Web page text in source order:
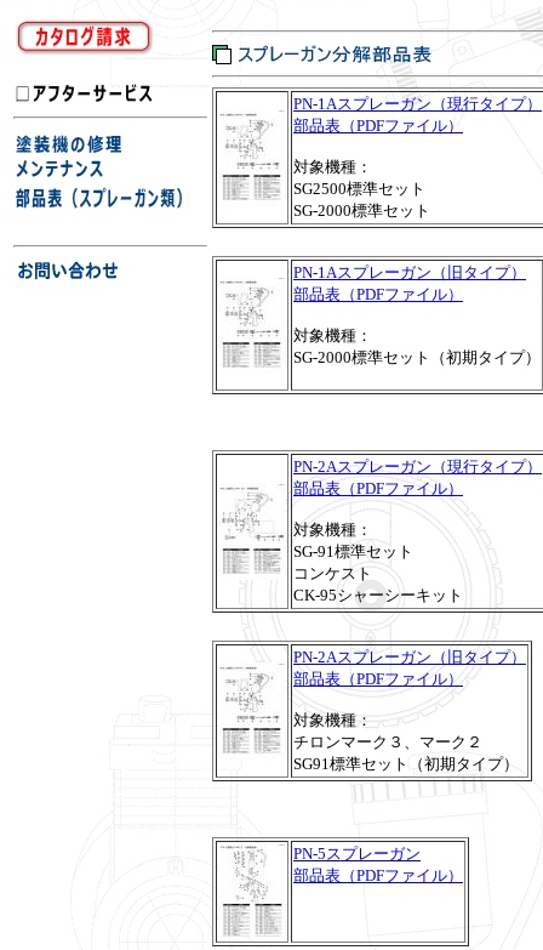
PN-1Aスプレーガン（現行タイプ）
部品表（PDFファイル）
対象機種：
SG2500標準セット
SG-2000標準セット
PN-1Aスプレーガン（旧タイプ）
部品表（PDFファイル）
対象機種：
SG-2000標準セット（初期タイプ）
PN-2Aスプレーガン（現行タイプ）
部品表（PDFファイル）
対象機種：
SG-91標準セット
コンケスト
CK-95シャーシーキット
PN-2Aスプレーガン（旧タイプ）
部品表（PDFファイル）
対象機種：
チロンマーク３、マーク２
SG91標準セット（初期タイプ）
PN-5スプレーガン
部品表（PDFファイル）